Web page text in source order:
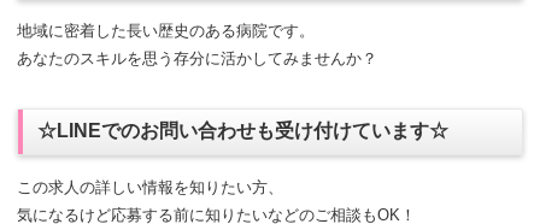
地域に密着した長い歴史のある病院です。
あなたのスキルを思う存分に活かしてみませんか？
☆LINEでのお問い合わせも受け付けています☆
この求人の詳しい情報を知りたい方、
気になるけど応募する前に知りたいなどのご相談もOK！